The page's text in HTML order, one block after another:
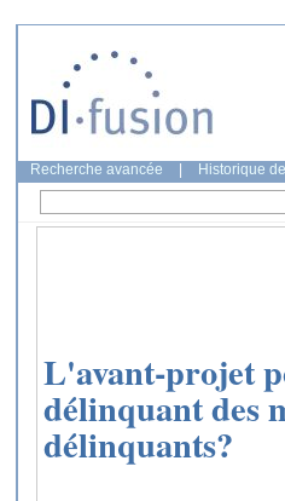
Recherche avancée Historique
L'avant-projet
délinquant des
délinquants?